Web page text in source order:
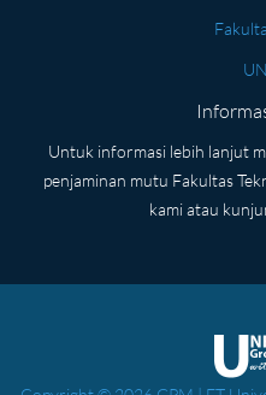
Untuk informasi lebih lanjut
penjaminan mutu Fakultas
kami atau